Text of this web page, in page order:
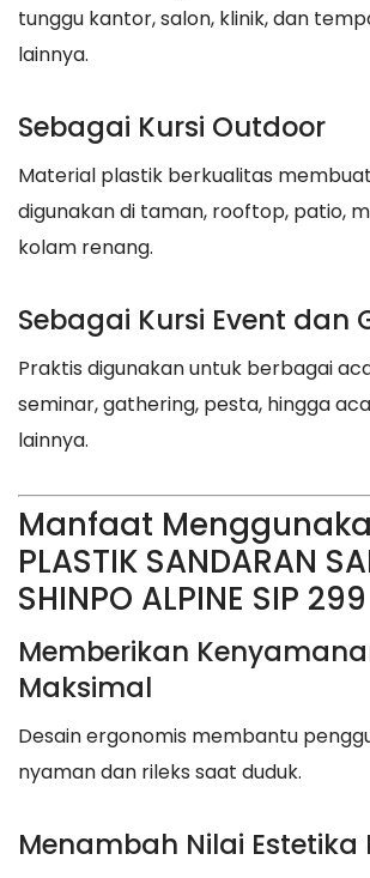
tunggu kantor, salon, klinik, dan
lainnya.
Sebagai Kursi Outdoor
Material plastik berkualitas
digunakan di taman, rooftop, patio,
kolam renang.
Sebagai Kursi Event dan
Praktis digunakan untuk berbagai
seminar, gathering, pesta, hingga
lainnya.
Manfaat
PLASTIK SANDARAN
SHINPO ALPINE SIP
Memberikan
Maksimal
Desain ergonomis membantu
nyaman dan rileks saat duduk.
Menambah Nilai Estetika